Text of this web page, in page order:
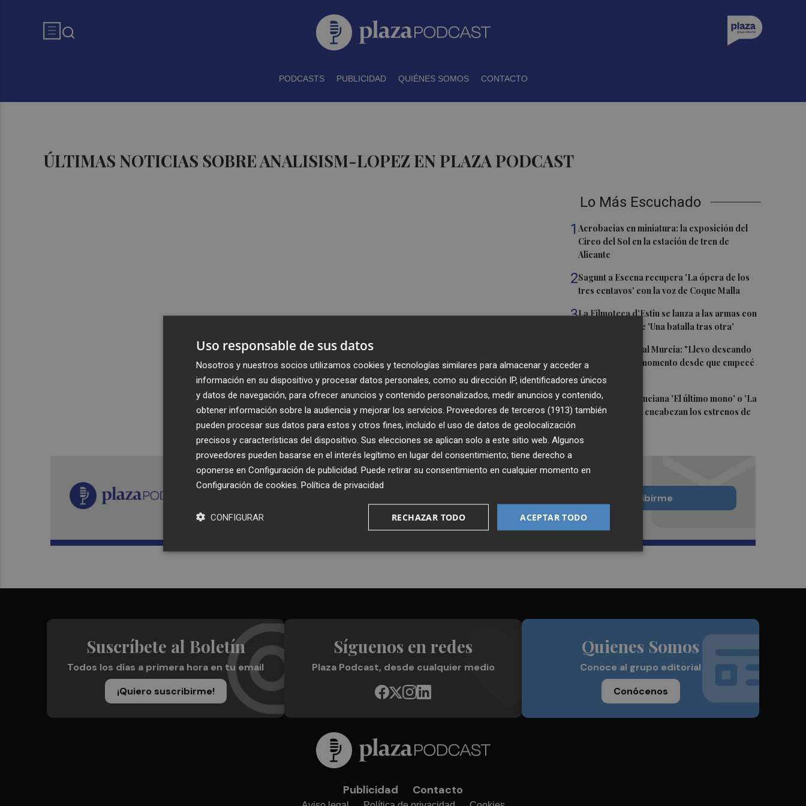
PODCASTS PUBLICIDAD QUIÉNES SOMOS CONTACTO
ÚLTIMAS NOTICIAS SOBRE ANALISISM-LOPEZ EN PLAZA PODCAST
Lo Más Escuchado
1Acrobacias en miniatura: la exposición del
Circo del Sol en la estación de tren de
Alicante
2Sagunt a Escena recupera 'La ópera de los
tres centavos' con la voz de Coque Malla
3La Filmoteca d'Estiu se lanza a las armas con
la proyección de 'Una batalla tras otra'
Mounir, en el Real Murcia: "Llevo deseando
que llegue este momento desde que empecé
a jugar"
5La comedia valenciana 'El último mono' o 'La
ventana abierta' encabezan los estrenos de
Recibe toda la actualidad de
Plaza Podcast en tu correo
Quiero suscribirme
Suscríbete al Boletín
Todos los días a primera hora en tu email
¡Quiero suscribirme!
Síguenos en redes
Plaza Podcast, desde cualquier medio
Quienes Somos
Conoce al grupo editorial
Conócenos
Publicidad Contacto
Uso responsable de sus datos
Nosotros y nuestros socios utilizamos cookies y tecnologías similares para almacenar y acceder a
información en su dispositivo y procesar datos personales, como su dirección IP, identificadores únicos
y datos de navegación, para ofrecer anuncios y contenido personalizados, medir anuncios y contenido,
obtener información sobre la audiencia y mejorar los servicios. Proveedores de terceros (1913) también
pueden procesar sus datos para estos y otros fines, incluido el uso de datos de geolocalización
precisos y características del dispositivo. Sus elecciones se aplican solo a este sitio web. Algunos
proveedores pueden basarse en el interés legítimo en lugar del consentimiento; tiene derecho a
oponerse en Configuración de publicidad . Puede retirar su consentimiento en cualquier momento en
Configuración de cookies Política de privacidad
ACEPTAR TODO
RECHAZAR TODO
CONFIGURAR